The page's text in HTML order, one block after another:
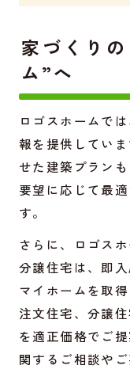
家づくり
ム”へ
ロゴスホームで
報を提供してい
せた建築プラン
要望に応じて最
す。
さらに、ロゴス
分譲住宅は、即
マイホームを取
注文住宅、分譲
を適正価格でご
関するご相談や